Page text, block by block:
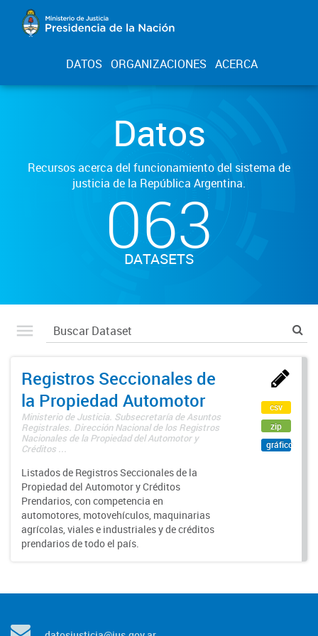
DATOS ORGANIZACIONES ACERCA
Datos
Recursos acerca del funcionamiento del sistema de
justicia de la República Argentina.
063
DATASETS
Registros Seccionales de
la Propiedad Automotor
Ministerio de Justicia. Subsecretaría de Asuntos
Registrales. Dirección Nacional de los Registros
Nacionales de la Propiedad del Automotor y
Créditos ...
Listados de Registros Seccionales de la
Propiedad del Automotor y Créditos
Prendarios, con competencia en
automotores, motovehículos, maquinarias
agrícolas, viales e industriales y de créditos
prendarios de todo el país.
csv
zip
gráfico